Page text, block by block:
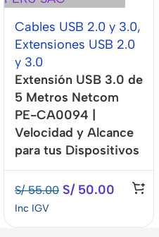
Cables USB 2.0 y 3.0,
Extensiones USB 2.0
y 3.0
Extensión USB 3.0 de
5 Metros Netcom
PE-CA0094 |
Velocidad y Alcance
para tus Dispositivos
S/55.00 S/50.00
Inc IGV